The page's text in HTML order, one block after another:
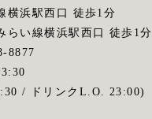
横浜駅西口 徒歩1分
らい線横浜駅西口 徒歩1分
8877
/ ドリンクL.O. 23:00)